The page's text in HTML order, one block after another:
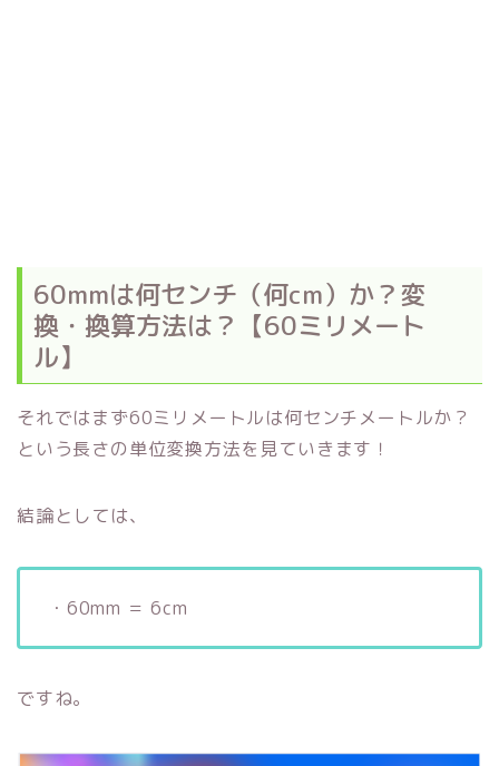
60mmは何センチ（何cm）か？変
換・換算方法は？【60ミリメート
ル】
それではまず60ミリメートルは何センチメートルか？
という長さの単位変換方法を見ていきます！
結論としては、
・60mm ＝ 6cm
ですね。